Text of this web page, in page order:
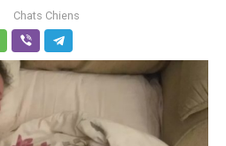
Chats Chiens